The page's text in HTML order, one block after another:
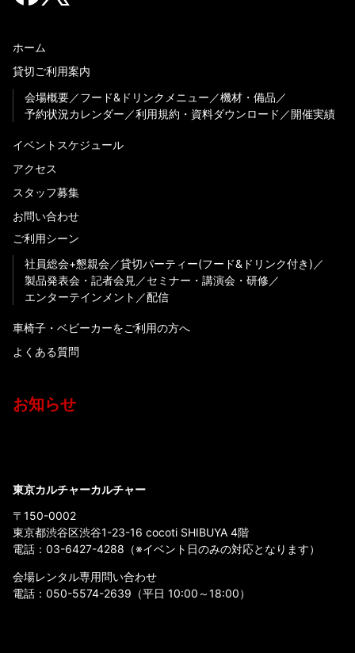
ホーム
貸切ご利用案内
会場概要
フード&ドリンクメニュー
機材・備品
予約状況カレンダー
利用規約・資料ダウンロード 開催実績
イベントスケジュール
アクセス
スタッフ募集
お問い合わせ
ご利用シーン
社員総会+懇親会
貸切パーティー(フード&ドリンク付き)
製品発表会・記者会見
セミナー・講演会・研修
エンターテインメント
配信
車椅子・ベビーカーをご利用の方へ
よくある質問
お知らせ
東京カルチャーカルチャー
〒150-0002
東京都渋谷区渋谷1-23-16 cocoti SHIBUYA 4階
電話： 03-6427-4288 （※イベント日のみの対応となります）
会場レンタル専用問い合わせ
電話： 050-5574-2639 （平日 10:00～18:00）